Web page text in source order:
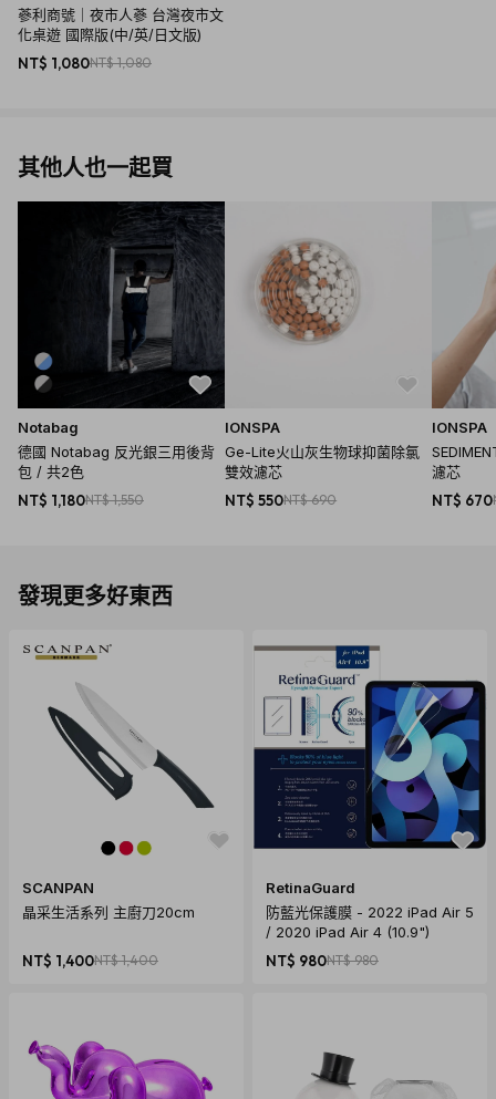
策略 ★★★
運氣 ★★★★
遊戲時間 : 15-20 分鐘
學習時間 : 3 分鐘
適合年齡 : 8 歲以上
---------------------------------------------------------------------
---------------
在遊戲中每個玩家扮演為夜市攤販，首位賺取 12 元者贏得勝利。擋
人財路爾虞我詐只是剛好而已，掙錢之 餘善用攻防牌緊盯對手，耍
詐不手軟、攻擊不心軟、講幹話不嘴軟，謹記江湖一點訣「All
Money Back Me Home」，Yes 人生開始！
---------------------------------------------------------------------
---------------
錢幣 x 40
快手上菜 食材卡 x 48
互相傷害 攻防卡 x 27
台灣小吃 餐點卡 x 35
蔘利商號｜夜市人蔘 台灣夜市文
化桌遊 國際版(中/英/日文版)
NT$ 1,080NT$ 1,080
其他人也一起買
Notabag
德國 Notabag 反光銀三用後背
包 / 共2色
NT$ 1,180NT$ 1,550
IONSPA
Ge-Lite火山灰生物球抑菌除氯
雙效濾芯
NT$ 550NT$ 690
IONSPA
濾芯
NT$ 670
發現更多好東西
SCANPAN
晶采生活系列 主廚刀20cm
NT$ 1,400NT$ 1,400
RetinaGuard
防藍光保護膜 - 2022 iPad Air 5
/ 2020 iPad Air 4 (10.9")
NT$ 980NT$ 980